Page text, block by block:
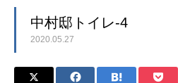
中村邸トイレ-4
2020.05.27